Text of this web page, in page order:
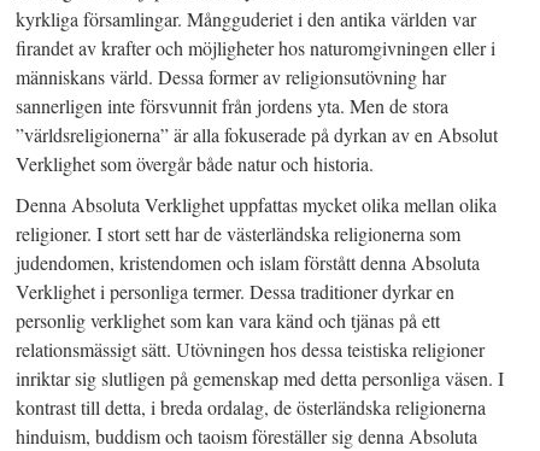
kyrkliga församlingar. Mångguderiet i den antika världen var
firandet av krafter och möjligheter hos naturomgivningen eller i
människans värld. Dessa former av religionsutövning har
sannerligen inte försvunnit från jordens yta. Men de stora
”världsreligionerna” är alla fokuserade på dyrkan av en Absolut
Verklighet som övergår både natur och historia.
Denna Absoluta Verklighet uppfattas mycket olika mellan olika
religioner. I stort sett har de västerländska religionerna som
judendomen, kristendomen och islam förstått denna Absoluta
Verklighet i personliga termer. Dessa traditioner dyrkar en
personlig verklighet som kan vara känd och tjänas på ett
relationsmässigt sätt. Utövningen hos dessa teistiska religioner
inriktar sig slutligen på gemenskap med detta personliga väsen. I
kontrast till detta, i breda ordalag, de österländska religionerna
hinduism, buddism och taoism föreställer sig denna Absoluta